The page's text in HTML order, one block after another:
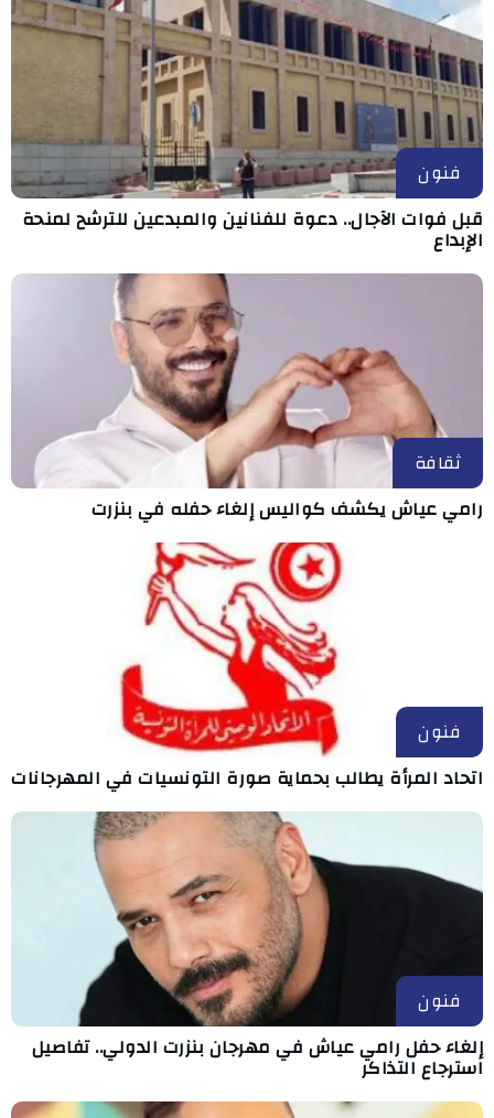
فنون
قبل فوات الآجال.. دعوة للفنانين والمبدعين للترشح لمنحة
الإبداع
ثقافة
رامي عياش يكشف كواليس إلغاء حفله في بنزرت
فنون
اتحاد المرأة يطالب بحماية صورة التونسيات في المهرجانات
فنون
إلغاء حفل رامي عياش في مهرجان بنزرت الدولي.. تفاصيل
استرجاع التذاكر